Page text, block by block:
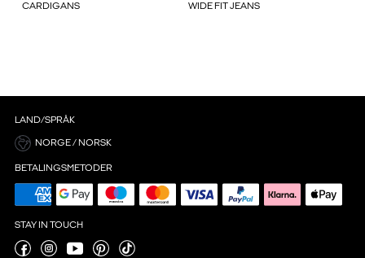
CARDIGANS WIDE FIT JEANS
LAND/SPRÅK
NORGE / NORSK
BETALINGSMETODER
STAY IN TOUCH